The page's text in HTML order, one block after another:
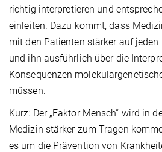
richtig interpretieren und
einleiten. Dazu kommt, dass
mit den Patienten stärker auf jeden
und ihn ausführlich über die
Konsequenzen
müssen.
Kurz: Der „Faktor Mensch“ wird in
Medizin stärker zum Tragen
es um die Prävention von